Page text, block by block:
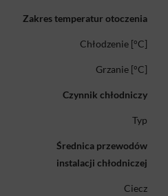
Zakres temperatur otoczenia
Chłodzenie [°C]
Grzanie [°C]
Czynnik chłodniczy
Typ
Średnica przewodów
instalacji chłodniczej
Ciecz